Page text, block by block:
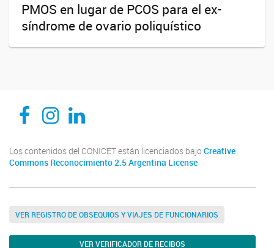
PMOS en lugar de PCOS para el ex-
síndrome de ovario poliquístico
CEDIE, Centro de Investigaciones Endocrinológicas Dr. César Bergadá
CEDIE, Centro de Investigaciones Endocrinológicas Dr. César Bergadá
CEDIE, Centro de Investigaciones Endocrinológicas Dr. César Bergadá
Los contenidos del CONICET están licenciados bajo Creative
Commons Reconocimiento 2.5 Argentina License
VER REGISTRO DE OBSEQUIOS Y VIAJES DE FUNCIONARIOS
VER VERIFICADOR DE RECIBOS